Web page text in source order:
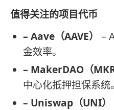
值得关注的项目代币
– Aave（AAVE）
–
金效率。
– MakerDAO（MKR
中心化抵押担保系统。
– Uniswap（UNI）